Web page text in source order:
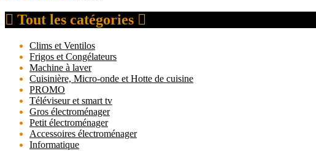
Tout les catégories
Clims et Ventilos
Frigos et Congélateurs
Machine à laver
Cuisinière, Micro-onde et Hotte de cuisine
PROMO
Téléviseur et smart tv
Gros électroménager
Petit électroménager
Accessoires électroménager
Informatique